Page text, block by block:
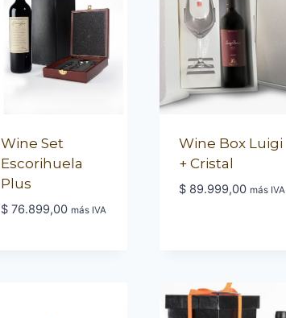
Wine Set
Escorihuela
Plus
$76.899,00 más IVA
Wine Box Luigi
+ Cristal
$ 89.999,00 más IVA